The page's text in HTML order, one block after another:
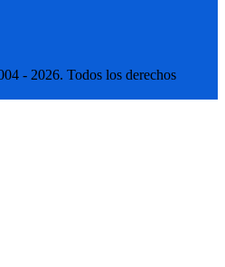
- 2026. Todos los derechos